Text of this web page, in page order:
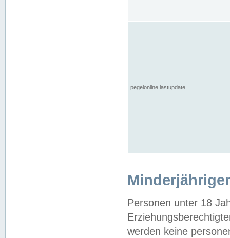
pegelonline.lastupdate
Personen unter 18
werden keine